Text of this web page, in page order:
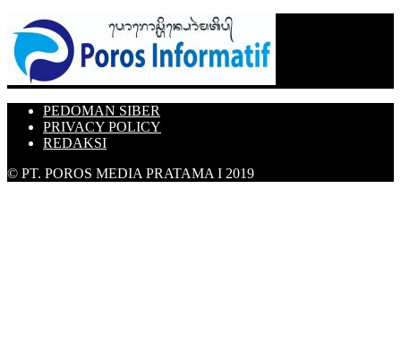
PEDOMAN SIBER
PRIVACY POLICY
REDAKSI
© PT. POROS MEDIA PRATAMA I 2019